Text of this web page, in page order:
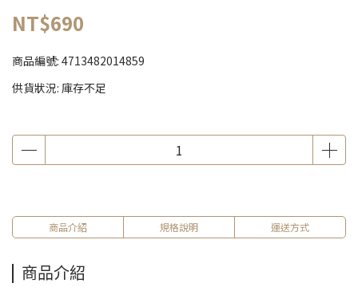
NT$690
商品編號: 4713482014859
供貨狀況: 庫存不足
商品介紹 規格說明 運送方式
商品介紹